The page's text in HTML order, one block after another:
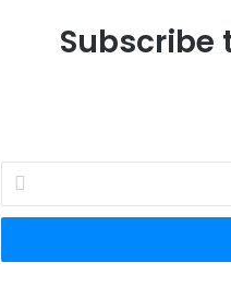
Subscribe
your
Email